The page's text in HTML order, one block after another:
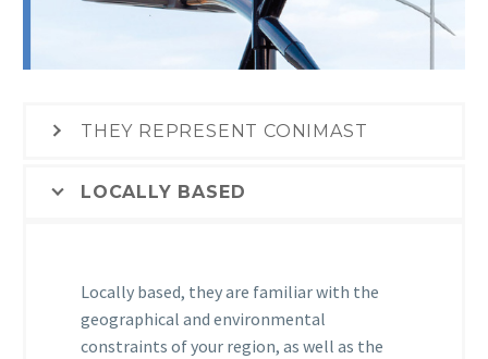
THEY REPRESENT CONIMAST
LOCALLY BASED
Locally based, they are familiar with the
geographical and environmental
constraints of your region, as well as the